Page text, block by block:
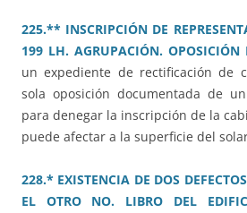
225.** INSCRIPCIÓN DE
199 LH. AGRUPACIÓN. OPOSICIÓN
un expediente de rectificación de
sola oposición documentada de
para denegar la inscripción de la
puede afectar a la superficie del
228.* EXISTENCIA DE DOS
EL OTRO NO. LIBRO DEL